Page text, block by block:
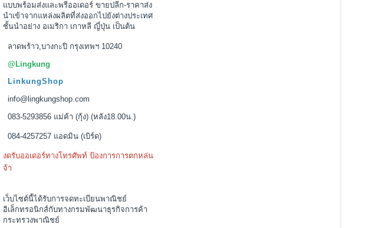
แบบพร้อมส่งและพรีออเดอร์ ขายปลีก-ราคาส่ง
นำเข้าจากแหล่งผลิตที่ส่งออกไปยังต่างประเทศ
ชั้นนำอย่าง อเมริกา เกาหลี ญี่ปุ่น เป็นต้น
ลาดพร้าว,บางกะปิ กรุงเทพฯ 10240
@Lingkung
LinkungShop
info@lingkungshop.com
083-5293856 แม่ค้า (กุ้ง) (หลัง18.00น.)
084-4257257 แอดมิน (เบิร์ด)
งดรับออเดอร์ทางโทรศัพท์ ป้องการการตกหล่น
จ้า
เว็บไซต์นี้ได้รับการจดทะเบียนพาณิชย์
อิเล็กทรอนิกส์กับทางกรมพัฒนาธุรกิจการค้า
กระทรวงพาณิชย์